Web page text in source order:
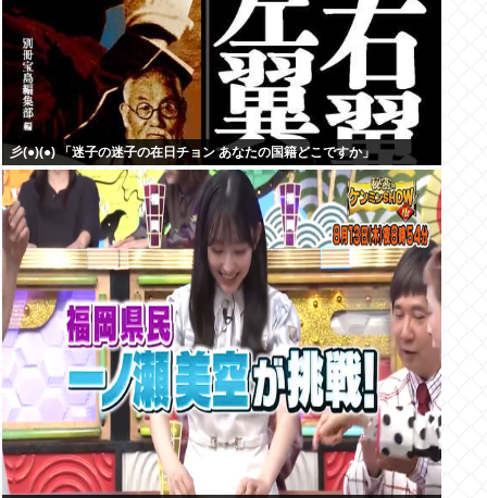
彡(●)(●) 「迷子の迷子の在日チョン あなたの国籍どこですか」